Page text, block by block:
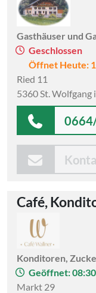
Gasthäuser und
Geschlossen
Öffnet Heute:
Ried 11
5360 St. Wolfgang
Café,
Konditoren,
Geöffnet:
Markt 29